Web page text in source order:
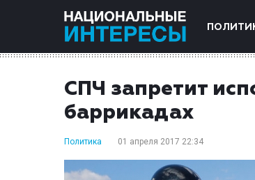
СПЧ запретит
баррикадах
Политика 01 апреля 2017 22:34